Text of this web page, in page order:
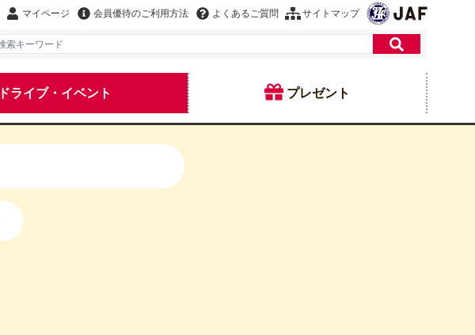
マイページ 会員優待のご利用方法 よくあるご質問 サイトマップ
ドライブ・イベント プレゼント